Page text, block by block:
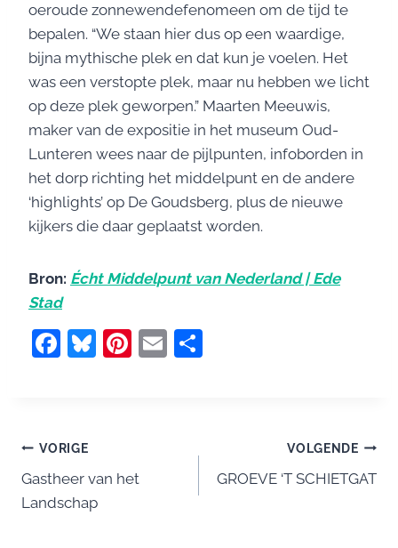
oeroude zonnewendefenomeen om de tijd te
bepalen. “We staan hier dus op een waardige,
bijna mythische plek en dat kun je voelen. Het
was een verstopte plek, maar nu hebben we licht
op deze plek geworpen.” Maarten Meeuwis,
maker van de expositie in het museum Oud-
Lunteren wees naar de pijlpunten, infoborden in
het dorp richting het middelpunt en de andere
‘highlights’ op De Goudsberg, plus de nieuwe
kijkers die daar geplaatst worden.
Bron: Écht Middelpunt van Nederland | Ede
Stad
F
b
o
o
Bl Pi E
Bericht
navigatie
VORIGE
Gastheer van het
Landschap
VOLGENDE
GROEVE ‘T SCHIETGAT